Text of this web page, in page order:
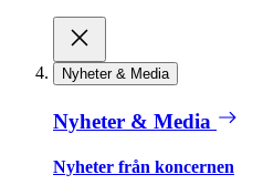
Nyheter & Media
Nyheter & Media
Nyheter från koncernen